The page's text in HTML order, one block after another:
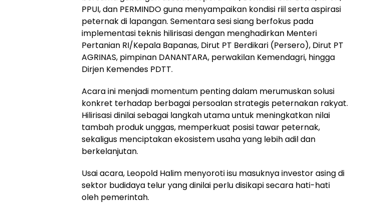
PPUI, dan PERMINDO guna menyampaikan kondisi riil serta aspirasi
peternak di lapangan. Sementara sesi siang berfokus pada
implementasi teknis hilirisasi dengan menghadirkan Menteri
Pertanian RI/Kepala Bapanas, Dirut PT Berdikari (Persero), Dirut PT
AGRINAS, pimpinan DANANTARA, perwakilan Kemendagri, hingga
Dirjen Kemendes PDTT.
Acara ini menjadi momentum penting dalam merumuskan solusi
konkret terhadap berbagai persoalan strategis peternakan rakyat.
Hilirisasi dinilai sebagai langkah utama untuk meningkatkan nilai
tambah produk unggas, memperkuat posisi tawar peternak,
sekaligus menciptakan ekosistem usaha yang lebih adil dan
berkelanjutan.
Usai acara, Leopold Halim menyoroti isu masuknya investor asing di
sektor budidaya telur yang dinilai perlu disikapi secara hati-hati
oleh pemerintah.